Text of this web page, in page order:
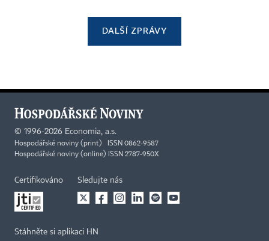
DALŠÍ ZPRÁVY
© 1996-2026 Economia, a.s.
Hospodářské noviny (print) ISSN 0862-9587
Hospodářské noviny (online) ISSN 2787-950X
Certifikováno Sledujte nás
Stáhněte si aplikaci HN